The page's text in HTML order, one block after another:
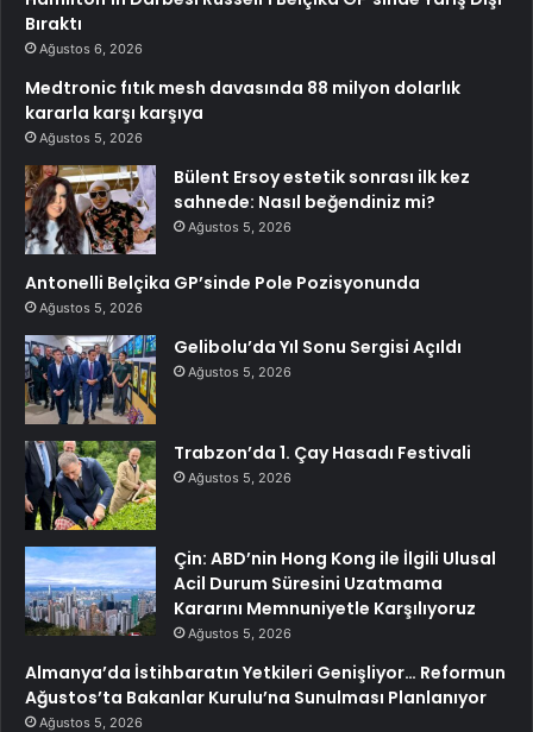
Bıraktı
Ağustos 6, 2026
Medtronic fıtık mesh davasında 88 milyon dolarlık
kararla karşı karşıya
Ağustos 5, 2026
Bülent Ersoy estetik sonrası ilk kez
sahnede: Nasıl beğendiniz mi?
Ağustos 5, 2026
Antonelli Belçika GP’sinde Pole Pozisyonunda
Ağustos 5, 2026
Gelibolu’da Yıl Sonu Sergisi Açıldı
Ağustos 5, 2026
Trabzon’da 1. Çay Hasadı Festivali
Ağustos 5, 2026
Çin: ABD’nin Hong Kong ile İlgili Ulusal
Acil Durum Süresini Uzatmama
Kararını Memnuniyetle Karşılıyoruz
Ağustos 5, 2026
Almanya’da İstihbaratın Yetkileri Genişliyor… Reformun
Ağustos’ta Bakanlar Kurulu’na Sunulması Planlanıyor
Ağustos 5, 2026